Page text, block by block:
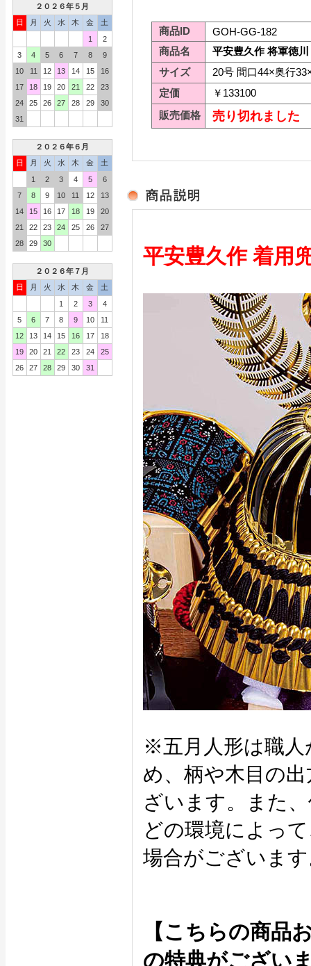
２０２６年５月
日
月 火 水 木 金
土
1
2
3
4 5 6 7 8
9
10
11 12 13 14 15
16
17
18 19 20 21 22
23
24
25 26 27 28 29
30
31
２０２６年６月
日
月 火 水 木 金
土
1
2 3 4 5
6
7
8 9 10 11 12
13
14
15 16 17 18 19
20
21
22 23 24 25 26
27
28
29 30
２０２６年７月
日
月 火 水 木 金
土
1
2 3
4
5
6 7 8 9 10
11
12
13 14 15 16 17
18
19
20 21 22 23 24
25
26
27 28 29 30 31
商品ID
GOH-GG-182
商品名
平安豊久作 将軍徳
サイズ
20号 間口44×奥行
定価
￥133100
販売価格
売り切れました
平安豊久作 着用
※五月人形は職人
め、柄や木目の
ざいます。また
どの環境によっ
場合がございま
【こちらの商品
の特典がござい